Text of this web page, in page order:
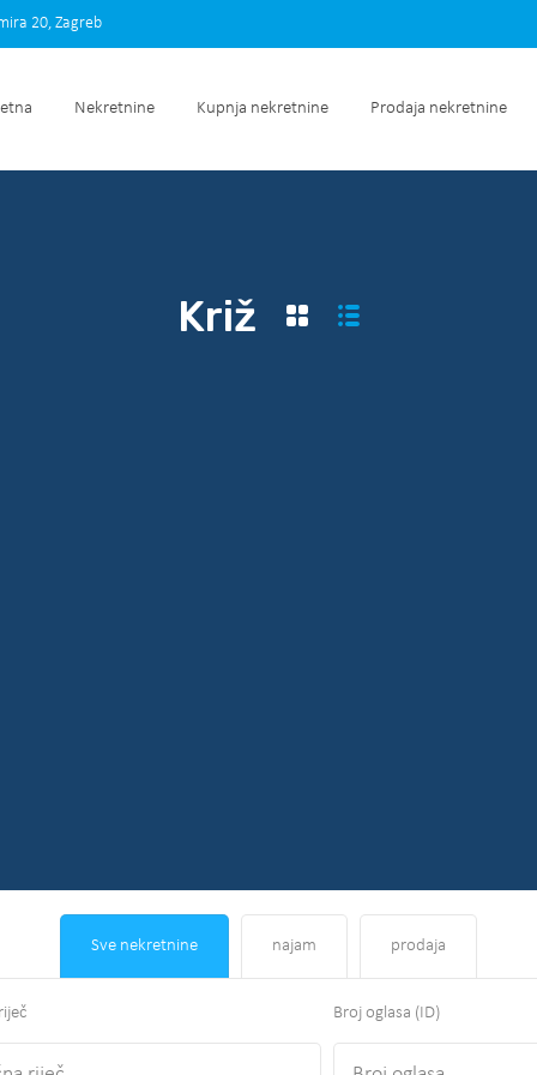
Početna Nekretnine Kupnja nekretnine Prodaja
20, Zagreb
Nekretnine Kupnja nekretnine Prodaja nekretnine
Križ
Sve nekretnine najam prodaja
Broj oglasa (ID)